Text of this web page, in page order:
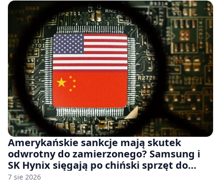
Amerykańskie sankcje mają skutek
odwrotny do zamierzonego? Samsung i
SK Hynix sięgają po chiński sprzęt do
fabryk chipów
7 sie 2026